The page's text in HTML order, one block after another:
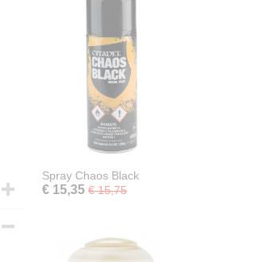
Spray Chaos Black
€ 15,35 € 15,75